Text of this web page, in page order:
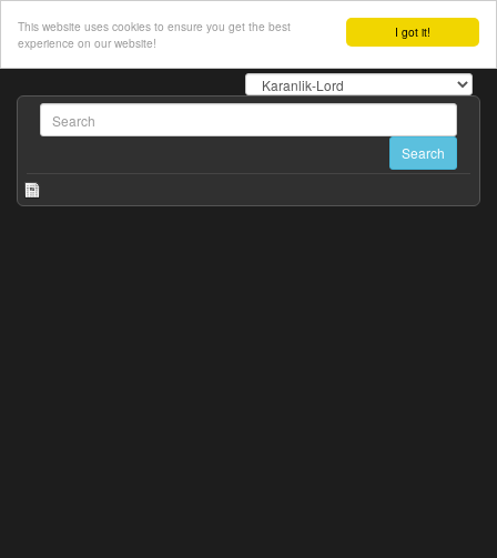
I got it!
This website uses cookies to ensure you get the best
experience on our website!